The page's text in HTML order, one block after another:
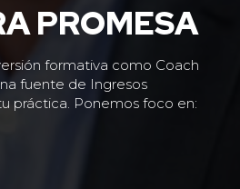
PROMESA
formativa como Coach
fuente de Ingresos
práctica. Ponemos foco en: